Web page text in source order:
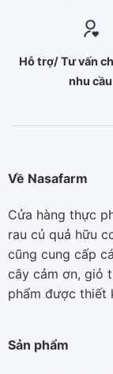
Hỗ trợ/ Tư vấn
nhu cầu
Về Nasafarm
Cửa hàng thực
rau củ quả hữu
cũng cung cấp
cây cảm ơn, giỏ
phẩm được thiết
Sản phẩm